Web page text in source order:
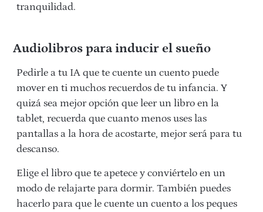
tranquilidad.
Audiolibros para inducir el sueño
Pedirle a tu IA que te cuente un cuento puede
mover en ti muchos recuerdos de tu infancia. Y
quizá sea mejor opción que leer un libro en la
tablet, recuerda que cuanto menos uses las
pantallas a la hora de acostarte, mejor será para tu
descanso.
Elige el libro que te apetece y conviértelo en un
modo de relajarte para dormir. También puedes
hacerlo para que le cuente un cuento a los peques